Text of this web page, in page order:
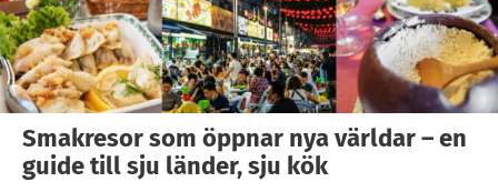
Smakresor som öppnar nya världar – en
guide till sju länder, sju kök